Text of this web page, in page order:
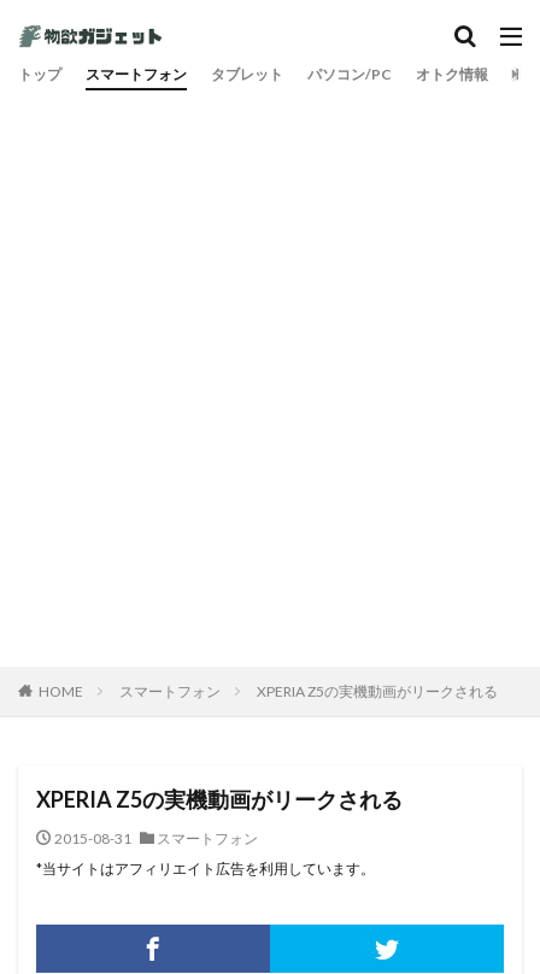
トップ スマートフォン タブレット パソコン/PC オトク情報 旅
HOME スマートフォン XPERIA Z5の実機動画がリークされる
XPERIA Z5の実機動画がリークされる
2015-08-31
スマートフォン
*当サイトはアフィリエイト広告を利用しています。